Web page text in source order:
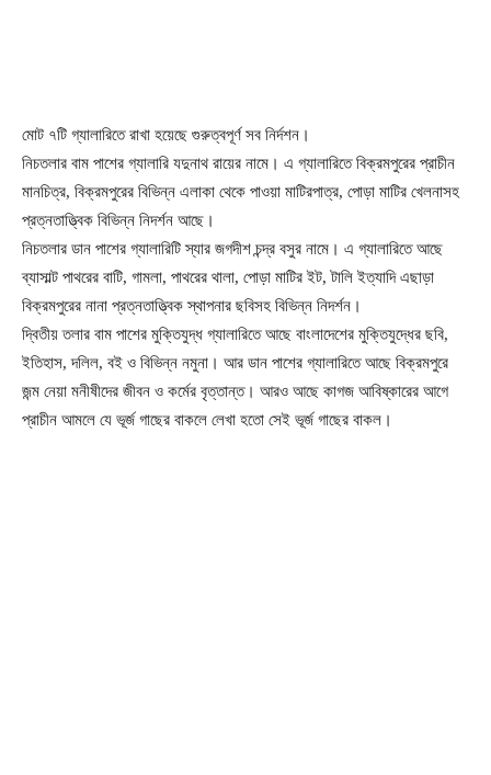
মোট ৭টি গ্যালারিতে রাখা হয়েছে গুরুত্বপূর্ণ সব নির্দশন।
নিচতলার বাম পাশের গ্যালারি যদুনাথ রায়ের নামে। এ গ্যালারিতে বিক্রমপুরের প্রাচীন
মানচিত্র, বিক্রমপুরের বিভিন্ন এলাকা থেকে পাওয়া মাটিরপাত্র, পোড়া মাটির খেলনাসহ
প্রত্নতাত্ত্বিক বিভিন্ন নিদর্শন আছে।
নিচতলার ডান পাশের গ্যালারিটি স্যার জগদীশ চন্দ্র বসুর নামে। এ গ্যালারিতে আছে
ব্যাসাল্ট পাথরের বাটি, গামলা, পাথরের থালা, পোড়া মাটির ইট, টালি ইত্যাদি এছাড়া
বিক্রমপুরের নানা প্রত্নতাত্ত্বিক স্থাপনার ছবিসহ বিভিন্ন নিদর্শন।
দ্বিতীয় তলার বাম পাশের মুক্তিযুদ্ধ গ্যালারিতে আছে বাংলাদেশের মুক্তিযুদ্ধের ছবি,
ইতিহাস, দলিল, বই ও বিভিন্ন নমুনা। আর ডান পাশের গ্যালারিতে আছে বিক্রমপুরে
জন্ম নেয়া মনীষীদের জীবন ও কর্মের বৃত্তান্ত। আরও আছে কাগজ আবিষ্কারের আগে
প্রাচীন আমলে যে ভূর্জ গাছের বাকলে লেখা হতো সেই ভূর্জ গাছের বাকল।